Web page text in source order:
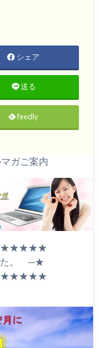
シェア
送る
feedly
ガご案内
た。 ─★